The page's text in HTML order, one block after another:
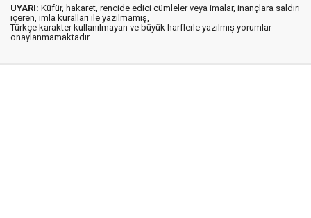
UYARI: Küfür, hakaret, rencide edici cümleler veya imalar, inançlara saldırı
içeren, imla kuralları ile yazılmamış,
Türkçe karakter kullanılmayan ve büyük harflerle yazılmış yorumlar
onaylanmamaktadır.